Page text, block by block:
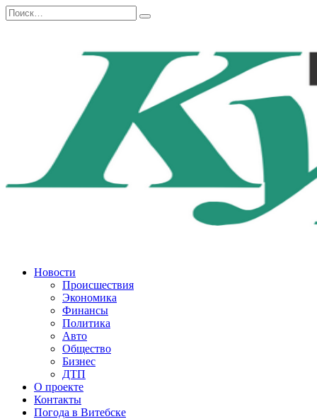
Перейти
к
Search
for:
Новости
Происшествия
Экономика
Финансы
Политика
Авто
Общество
Бизнес
ДТП
О проекте
Контакты
Погода в Витебске